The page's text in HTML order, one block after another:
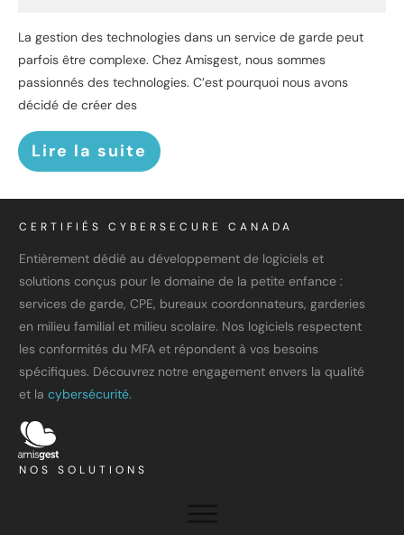
La gestion des technologies dans un service de garde peut
parfois être complexe. Chez Amisgest, nous sommes
passionnés des technologies. C’est pourquoi nous avons
décidé de créer des
Lire la suite
CERTIFIÉS CYBERSECURE CANADA
Entièrement dédié au développement de logiciels et
solutions conçus pour le domaine de la petite enfance :
services de garde, CPE, bureaux coordonnateurs, garderies
en milieu familial et milieu scolaire. Nos logiciels respectent
les conformités du MFA et répondent à vos besoins
spécifiques. Découvrez notre engagement envers la qualité
et la cybersécurité.
NOS SOLUTIONS